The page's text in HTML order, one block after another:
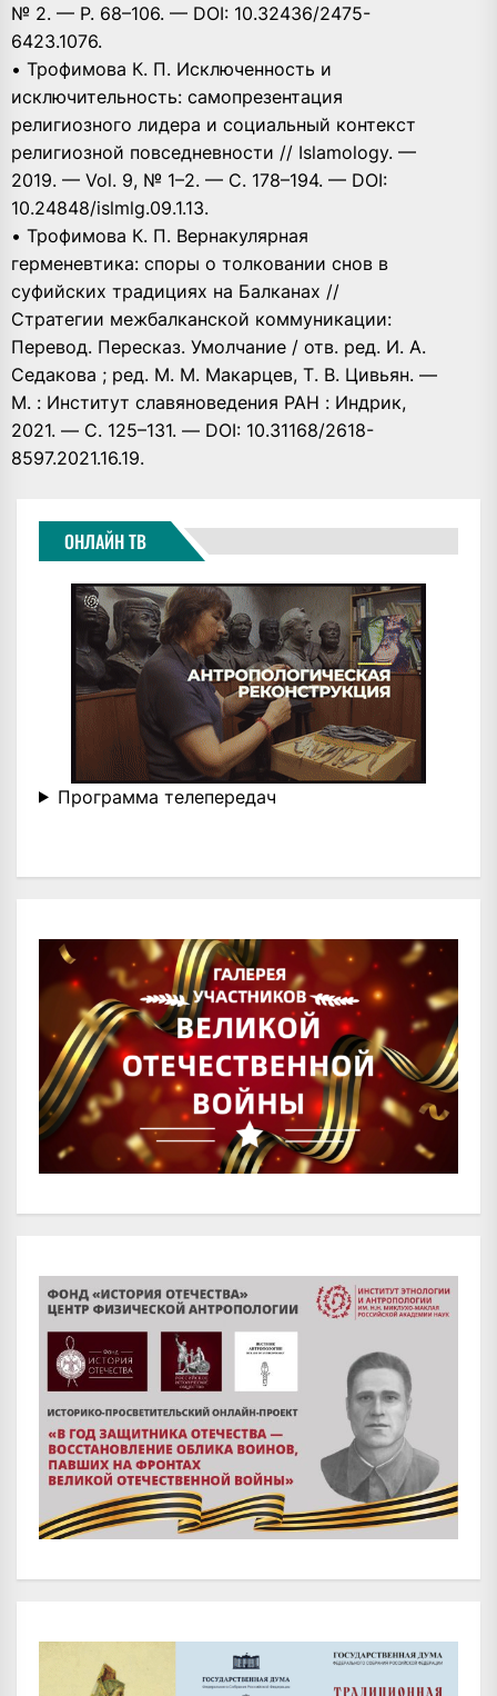
№ 2. — P. 68–106. — DOI: 10.32436/2475-
6423.1076.
• Трофимова К. П. Исключенность и
исключительность: самопрезентация
религиозного лидера и социальный контекст
религиозной повседневности // Islamology. —
2019. — Vol. 9, № 1–2. — C. 178–194. — DOI:
10.24848/islmlg.09.1.13.
• Трофимова К. П. Вернакулярная
герменевтика: споры о толковании снов в
суфийских традициях на Балканах //
Стратегии межбалканской коммуникации:
Перевод. Пересказ. Умолчание / отв. ред. И. А.
Седакова ; ред. М. М. Макарцев, Т. В. Цивьян. —
М. : Институт славяноведения РАН : Индрик,
2021. — С. 125–131. — DOI: 10.31168/2618-
8597.2021.16.19.
ОНЛАЙН ТВ
Программа телепередач